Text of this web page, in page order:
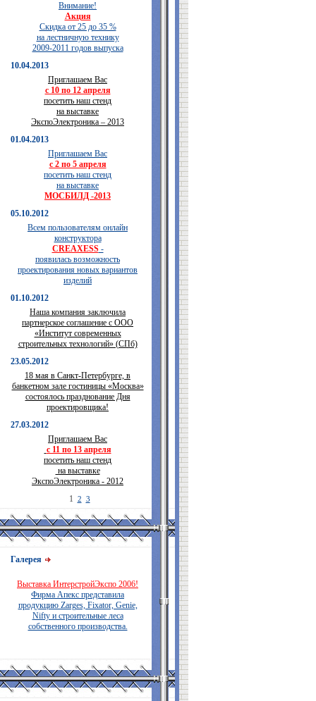
Внимание!
Акция
Скидка от 25 до 35 %
на лестничную технику
2009-2011 годов выпуска
10.04.2013
Приглашаем Вас
с 10 по 12 апреля
посетить наш стенд
на выставке
ЭкспоЭлектроника – 2013
01.04.2013
Приглашаем Вас
с 2 по 5 апреля
посетить наш стенд
на выставке
МОСБИЛД -2013
05.10.2012
Всем пользователям онлайн
конструктора
CREAXESS-
появилась возможность
проектирования новых вариантов
изделий
01.10.2012
Наша компания заключила
партнерское соглашение с ООО
«Институт современных
строительных технологий» (СПб)
23.05.2012
18 мая в Санкт-Петербурге, в
банкетном зале гостиницы «Москва»
состоялось празднование Дня
проектировщика!
27.03.2012
Приглашаем Вас
с 11 по 13 апреля
посетить наш стенд
на выставке
ЭкспоЭлектроника - 2012
1 2 3
Галерея
Выставка ИнтерстройЭкспо 2006!
Фирма Апекс представила
продукцию Zarges, Fixator, Genie,
Nifty и строительные леса
собственного производства.